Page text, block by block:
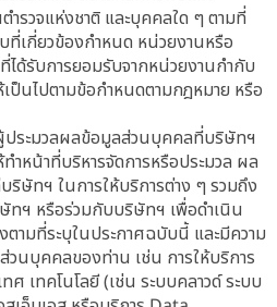
ำรวจแห่งชาติ และบุคคลใด ๆ ตามที่
ที่เกี่ยวข้องกำหนด หน่วยงานหรือ
ได้รับการยอมรับจากหน่วยงานกำกับ
เป็นไปตามข้อกำหนดตามกฎหมาย หรือ
ประมวลผลข้อมูลส่วนบุคคลที่บริษัทฯ
ำหน้าที่บริหารจัดการหรือประมวล ผล
ษัทฯ ในการให้บริการต่าง ๆ รวมถึง
ทฯ หรือร่วมกับบริษัทฯ เพื่อดำเนิน
ตามที่ระบุในประกาศฉบับนี้ และมีความ
วนบุคคลของท่าน เช่น การให้บริการ
ศ เทคโนโลยี (เช่น ระบบคลาวด์ ระบบ